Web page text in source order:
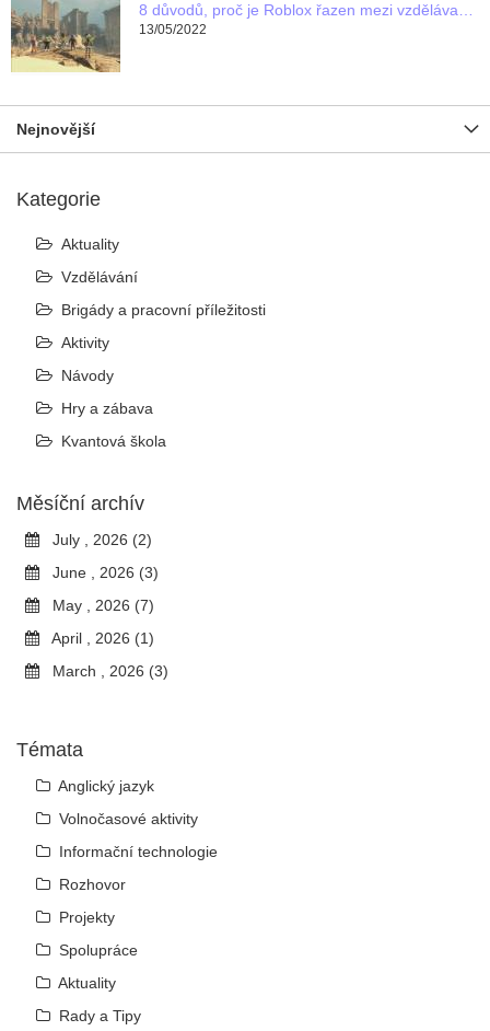
8 důvodů, proč je Roblox řazen mezi vzdělávací programy pro děti
13/05/2022
Nejnovější
Kategorie
Aktuality
Vzdělávání
Brigády a pracovní příležitosti
Aktivity
Návody
Hry a zábava
Kvantová škola
Měsíční archív
July , 2026 (2)
June , 2026 (3)
May , 2026 (7)
April , 2026 (1)
March , 2026 (3)
Témata
Anglický jazyk
Volnočasové aktivity
Informační technologie
Rozhovor
Projekty
Spolupráce
Aktuality
Rady a Tipy